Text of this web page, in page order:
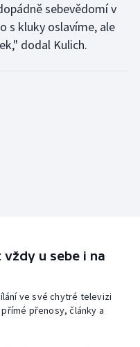
sebevědomí v
s kluky oslavíme, ale
dodal Kulich.
u sebe i na
ve své chytré televizi
přenosy, články a